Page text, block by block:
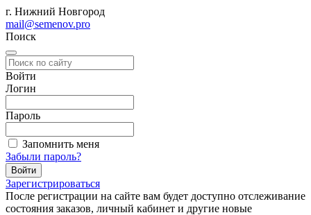
г. Нижний Новгород
mail@semenov.pro
Поиск
Войти
Логин
Пароль
Запомнить меня
Забыли пароль?
Зарегистрироваться
После регистрации на сайте вам будет доступно отслеживание
состояния заказов, личный кабинет и другие новые